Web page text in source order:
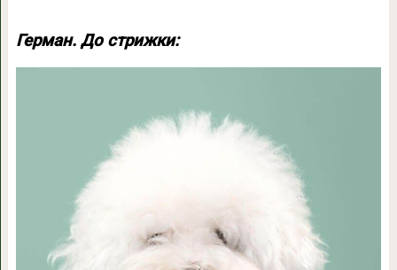
Герман. До стрижки: